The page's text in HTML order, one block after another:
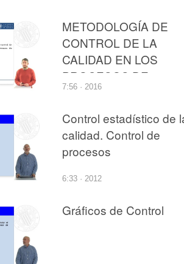
METODOLOGÍA DE
CONTROL DE LA
CALIDAD EN LOS
PROCESOS DE
FABRICACIÓN DE
DECORADOS DE
HOJALATA
7:56 · 2016
Control estadístico de
calidad. Control de
procesos
6:33 · 2012
Gráficos de Control